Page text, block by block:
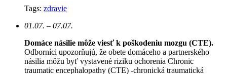
Tags: zdravie
01.07. – 07.07.
Domáce násilie môže viesť k poškodeniu mozgu (CTE).
Odborníci upozorňujú, že obete domáceho a partnerského
násilia môžu byť vystavené riziku ochorenia Chronic
traumatic encephalopathy (CTE) -chronická traumatická